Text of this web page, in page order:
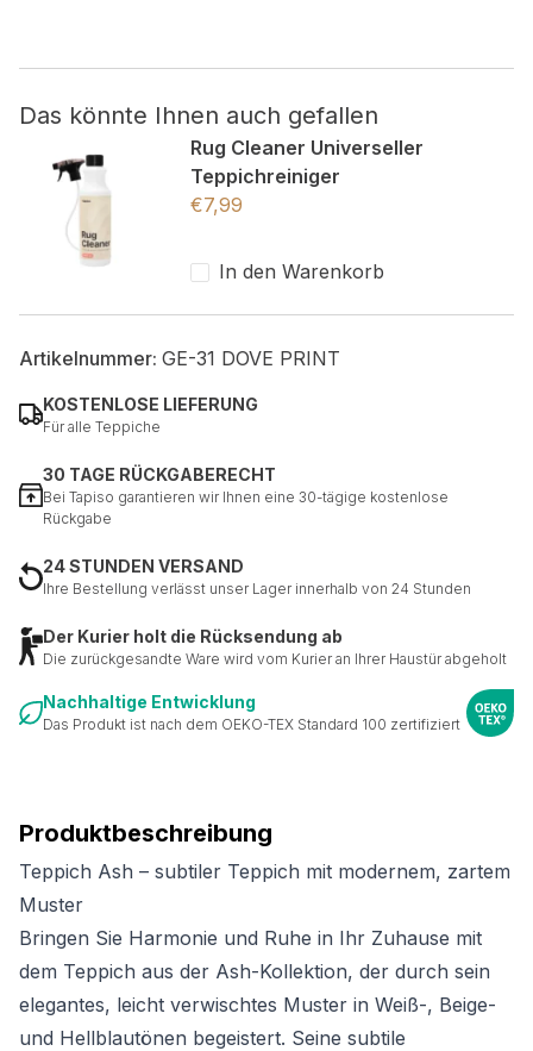
Produktbeschreibung
Teppich Ash – subtiler Teppich mit modernem, zartem
Muster
Bringen Sie Harmonie und Ruhe in Ihr Zuhause mit
dem Teppich aus der Ash-Kollektion, der durch sein
elegantes, leicht verwischtes Muster in Weiß-, Beige-
und Hellblautönen begeistert. Seine subtile
Das könnte Ihnen auch gefallen
Rug Cleaner Universeller
Teppichreiniger
€7,99
In den Warenkorb
Artikelnummer: GE-31 DOVE PRINT
KOSTENLOSE LIEFERUNG
Für alle Teppiche
30 TAGE RÜCKGABERECHT
Bei Tapiso garantieren wir Ihnen eine 30-tägige kostenlose
Rückgabe
24 STUNDEN VERSAND
Ihre Bestellung verlässt unser Lager innerhalb von 24 Stunden
Der Kurier holt die Rücksendung ab
Die zurückgesandte Ware wird vom Kurier an Ihrer Haustür abgeholt
Nachhaltige Entwicklung
Das Produkt ist nach dem OEKO-TEX Standard 100 zertifiziert
Nicht kategorisiert.
Andere nicht kategorisierte Cookies sind solche, die
analysiert werden und noch keiner Kategorie zugeordnet
wurden.
Meine Einstellungen speichern